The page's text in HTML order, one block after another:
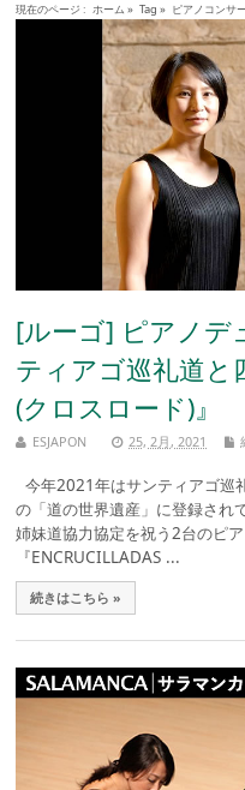
現在のページ : ホーム » Tag » ピアノコンサ
[ルーゴ] ピアノデ
ティアゴ巡礼道と
(クロスロード)』
ESJAPON 25, 2月, 2021
今年2021年はサンティアゴ巡
の「道の世界遺産」に登録され
姉妹道協力協定を祝う2台のピ
『ENCRUCILLADAS ...
続きはこちら »